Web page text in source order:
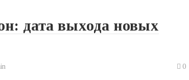
дата выхода новых
0